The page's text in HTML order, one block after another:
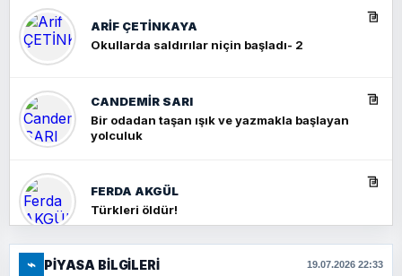
ARIF ÇETİNKAYA
Okullarda saldırılar niçin başladı- 2
CANDEMIR SARI
Bir odadan taşan ışık ve yazmakla başlayan
yolculuk
FERDA AKGÜL
Türkleri öldür!
FERHAT BÜYÜKKALKAN
⌁ PIYASA BILGILERI 19.07.2026 22:33